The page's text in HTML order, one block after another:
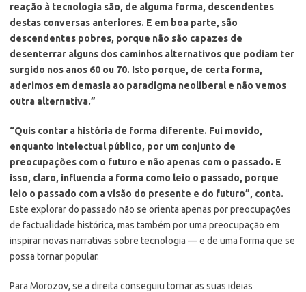
reação à tecnologia são, de alguma forma, descendentes
destas conversas anteriores. E em boa parte, são
descendentes pobres, porque não são capazes de
desenterrar alguns dos caminhos alternativos que podiam ter
surgido nos anos 60 ou 70. Isto porque, de certa forma,
aderimos em demasia ao paradigma neoliberal e não vemos
outra alternativa.”
“Quis contar a história de forma diferente. Fui movido,
enquanto intelectual público, por um conjunto de
preocupações com o futuro e não apenas com o passado. E
isso, claro, influencia a forma como leio o passado, porque
leio o passado com a visão do presente e do futuro”, conta.
Este explorar do passado não se orienta apenas por preocupações
de factualidade histórica, mas também por uma preocupação em
inspirar novas narrativas sobre tecnologia — e de uma forma que se
possa tornar popular.
Para Morozov, se a direita conseguiu tornar as suas ideias